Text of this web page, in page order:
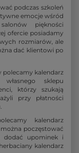
podczas szkoleń
emocje wśród
piękności
ofercie posiadamy
rozmiarów, ale
dać klientowi po
polecamy kalendarz
sklepu
którzy szukają
przy płatności
kalendarz
poczęstować
dodać upominek i
kalendarz